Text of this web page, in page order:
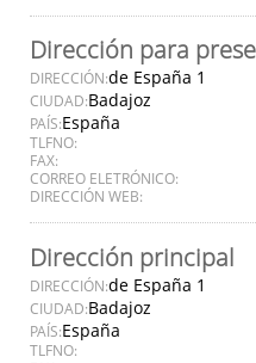
Dirección para
DIRECCIÓN:de España 1
CIUDAD:Badajoz
PAÍS:España
TLFNO:
FAX:
CORREO ELETRÓNICO:
DIRECCIÓN WEB:
Dirección principal
DIRECCIÓN:de España 1
CIUDAD:Badajoz
PAÍS:España
TLFNO: